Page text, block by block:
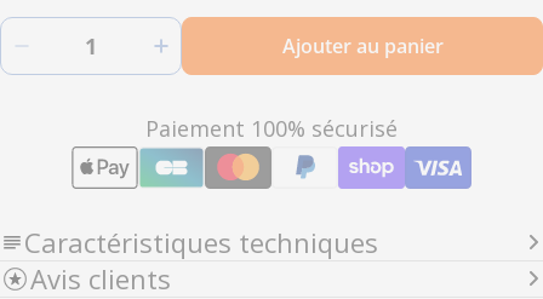
Quantité
Diminuer la quantité pour 2930 - Peinture
Augmenter la quantité pour 2930 -
Ajouter au panier
Paiement 100% sécurisé
Modes
de
paiement
Caractéristiques techniques
Avis clients